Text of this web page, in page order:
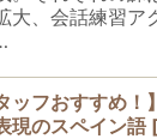
大、会話練習ア
ッフおすすめ！
現のスペイン語